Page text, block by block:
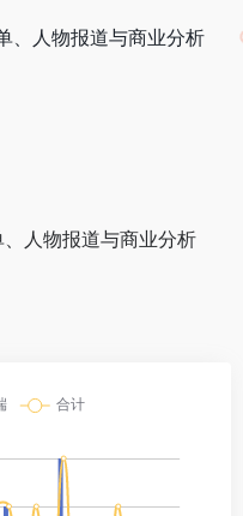
、人物报道与商业分析
人物报道与商业分析